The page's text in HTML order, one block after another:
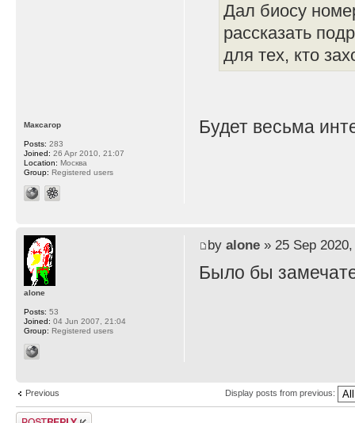
Дал биосу
рассказать
для тех, кто
Будет весьма
Максагор
Posts: 283
Joined: 26 Apr 2010, 21:07
Location: Москва
Group: Registered users
by alone» 25 Sep 2020,
Было бы
alone
Posts: 53
Joined: 04 Jun 2007, 21:04
Group: Registered users
Previous Display posts from previous:
Post a reply